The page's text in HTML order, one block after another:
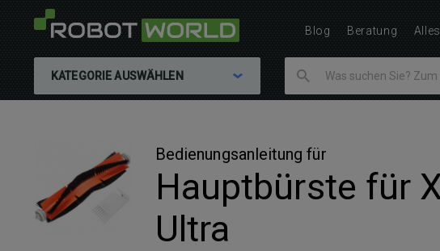
KATEGORIE AUSWÄHLEN
Bedienungsanleitung für
Hauptbürste für
Ultra
Blog Beratung